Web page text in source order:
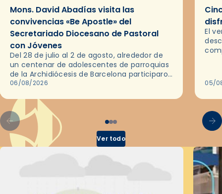
Mons. David Abadías visita las
convivencias «Be Apostle» del
Secretariado Diocesano de Pastoral
con Jóvenes
Del 28 de julio al 2 de agosto, alrededor de
un centenar de adolescentes de parroquias
de la Archidiócesis de Barcelona participaron
en las convivencias Be Apostle, organizadas
06/08/2026
El
05/
Ver todo